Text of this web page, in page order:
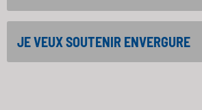
JE VEUX SOUTENIR ENVERGURE